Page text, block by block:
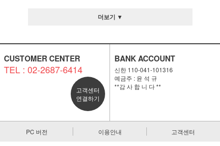
더보기 ▼
CUSTOMER CENTER
TEL : 02-2687-6414
고객센터
연결하기
BANK ACCOUNT
신한 110-041-101316
예금주 : 윤 석 규
**감 사 합 니 다 **
PC 버전 이용안내 고객센터